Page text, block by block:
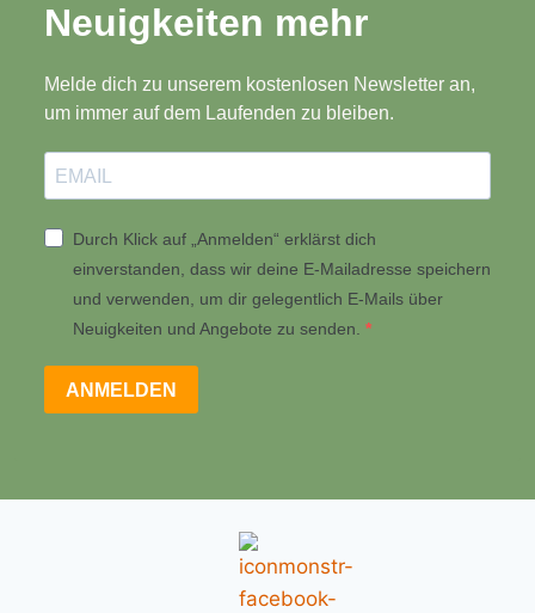
Neuigkeiten mehr
Melde dich zu unserem kostenlosen Newsletter an,
um immer auf dem Laufenden zu bleiben.
Durch Klick auf „Anmelden“ erklärst dich
einverstanden, dass wir deine E-Mailadresse speichern
und verwenden, um dir gelegentlich E-Mails über
Neuigkeiten und Angebote zu senden.
ANMELDEN